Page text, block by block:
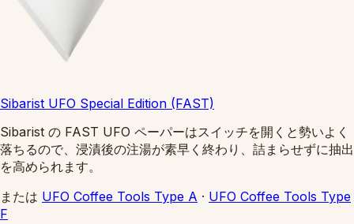
Sibarist UFO Special Edition (FAST)
Sibarist の FAST UFO ペーパーはスイッチを開くと勢いよく
落ちるので、浸漬後の注湯が素早く終わり、詰まらせずに抽出
を高められます。
または UFO Coffee Tools Type A · UFO Coffee Tools Type
F